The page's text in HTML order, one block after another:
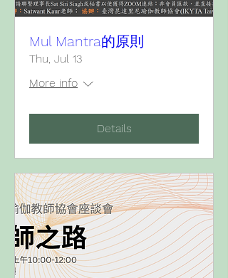
Mul Mantra的原則
Thu, Jul 13
More info
Details